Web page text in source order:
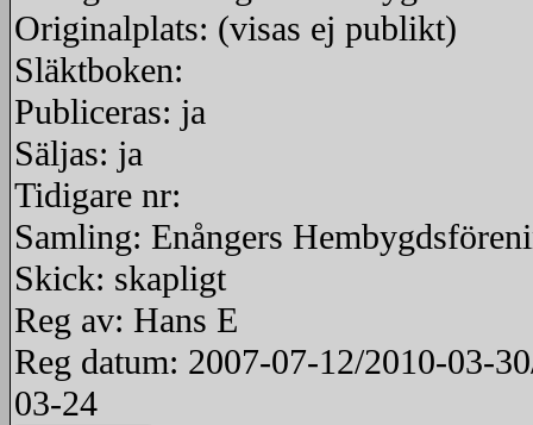
Originalplats: (visas ej publikt)
Släktboken:
Publiceras: ja
Säljas: ja
Tidigare nr:
Samling: Enångers
Skick: skapligt
Reg av: Hans E
Reg datum: 2007-07-12/2010-03-
03-24